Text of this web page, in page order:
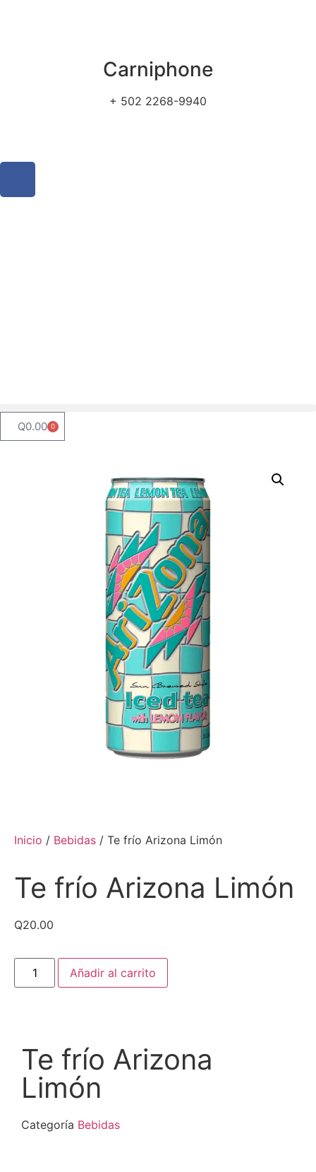
Carniphone
+ 502 2268-9940
Q0.00 0
Inicio / Bebidas / Te frío Arizona Limón
Te frío Arizona Limón
Q20.00
Añadir al carrito
Te frío Arizona
Limón
Categoría Bebidas